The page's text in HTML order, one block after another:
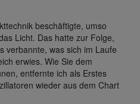
beschäftigte, umso
Licht. Das hatte zur Folge,
verbannte, was sich im Laufe
erwies. Wie Sie dem
entfernte ich als Erstes
wieder aus dem Chart